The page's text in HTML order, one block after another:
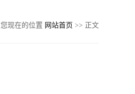
您现在的位置 网站首页 >> 正文